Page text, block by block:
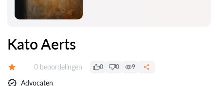
Kato Aerts
Beoordelingen:
0 beoordelingen 0 0 9
Advocaten